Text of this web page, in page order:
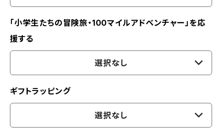
「小学生たちの冒険旅・100マイルアドベンチャー」を応
援する
選択なし
ギフトラッピング
選択なし